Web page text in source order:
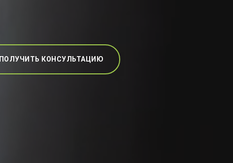
ПОЛУЧИТЬ КОНСУЛЬТАЦИЮ